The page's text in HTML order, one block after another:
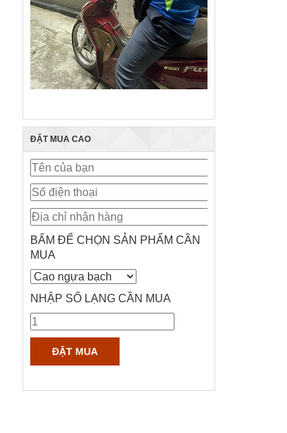
ĐẶT MUA CAO
BẤM ĐỂ CHỌN SẢN PHẨM CẦN
MUA
NHẬP SỐ LẠNG CẦN MUA